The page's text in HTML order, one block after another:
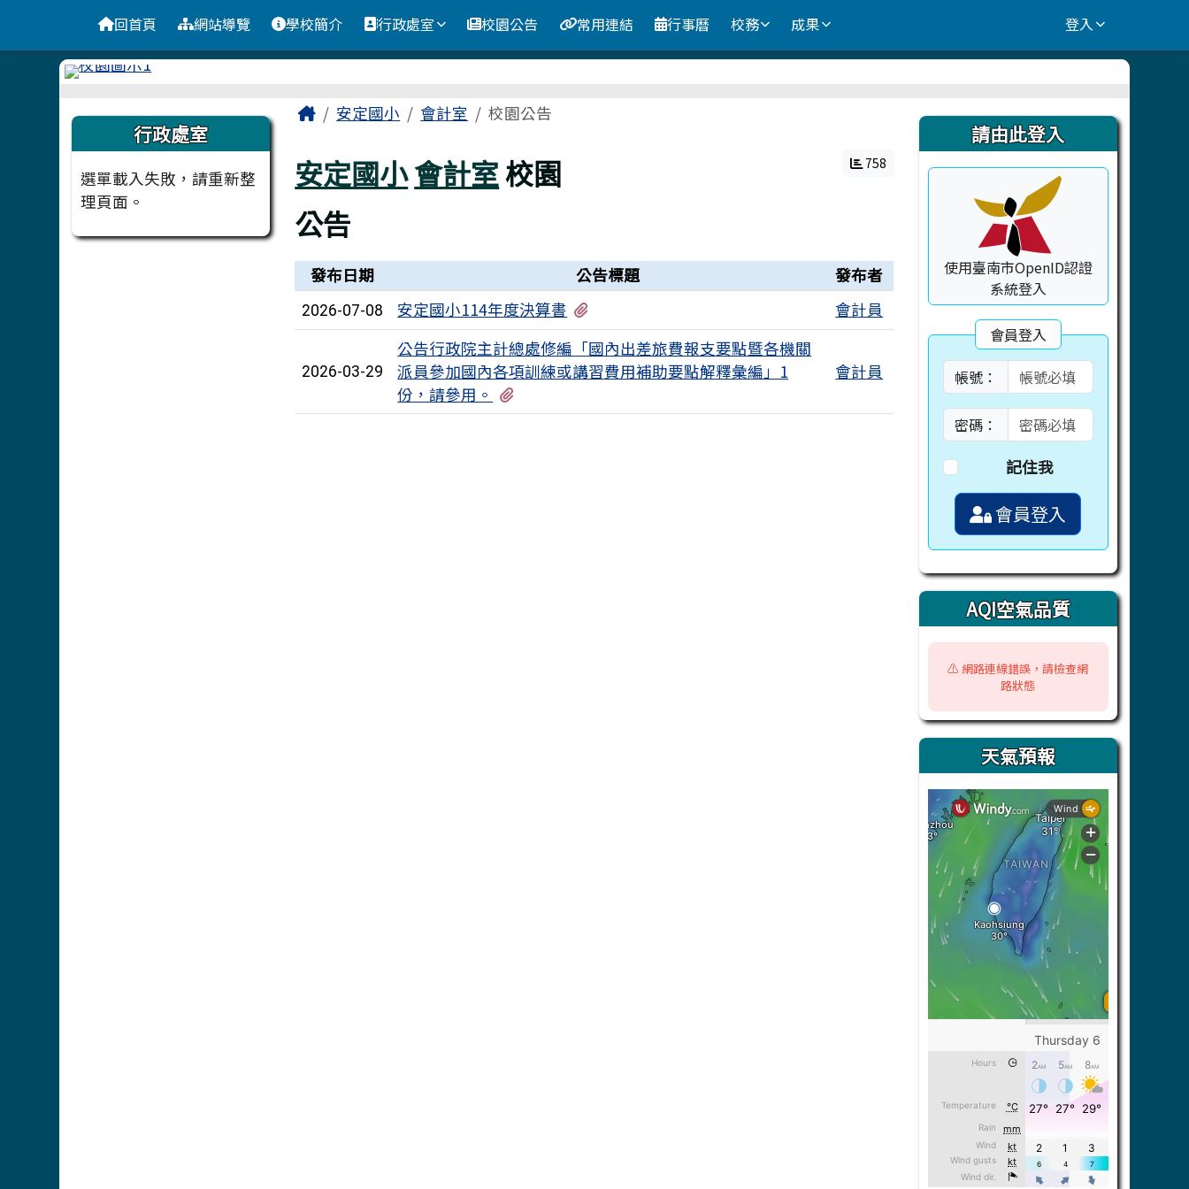
台南市安定國小
回首頁 網站導覽 學校簡介 行政處室 校園公告 常用連結 行事曆 校務 成果 登入
左邊區域內容
行政處室
選單載入失敗，請重新整
理頁面。
主內容區域
Home安定國小 會計室 校園公告
安定國小會計室校園
公告
758
新聞列表
發布日期 公告標題 發布者
2026-07-08 安定國小114年度決算書 會計員
2026-03-29
公告行政院主計總處修編「國內出差旅費報支要點暨各機關
派員參加國內各項訓練或講習費用補助要點解釋彙編」1
份，請參用。
會計員
右邊區域內容
請由此登入
使用臺南市OpenID認證
系統登入
會員登入
帳號：
密碼：
記住我
會員登入
AQI空氣品質
⚠️ 網路連線錯誤，請檢查網
路狀態
天氣預報
頁尾區域